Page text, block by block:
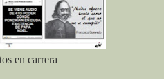
en carrera